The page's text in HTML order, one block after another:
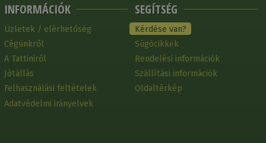
INFORMÁCIÓK
Üzletek / elérhetőség
Cégünkről
A Tattiniről
Jótállás
Felhasználási feltételek
Adatvédelmi irányelvek
SEGÍTSÉG
Kérdése van?
Súgócikkek
Rendelési információk
Szállítási információk
Oldaltérkép